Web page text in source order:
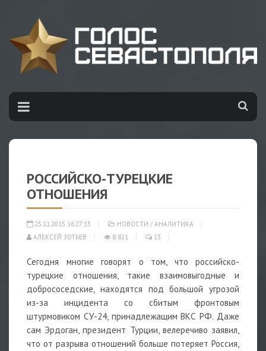
РОССИЙСКО-ТУРЕЦКИЕ
ОТНОШЕНИЯ
25.11.2015 16:27:13 НОВОСТИ / АНАЛИТИКА
АЛЕКСЕЙ ЗОТЬЕВ
8 821 13
Сегодня многие говорят о том, что российско-
турецкие отношения, такие взаимовыгодные и
добрососедские, находятся под большой угрозой
из-за инцидента со сбитым фронтовым
штурмовиком СУ-24, принадлежащим ВКС РФ. Даже
сам Эрдоган, президент Турции, велеречиво заявил,
что от разрыва отношений больше потеряет Россия,